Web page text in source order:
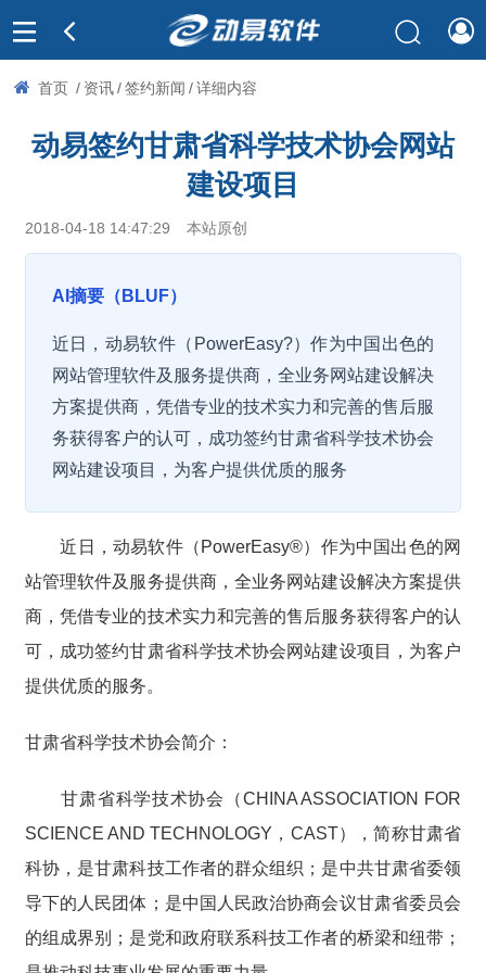
首页 / 资讯 / 签约新闻 / 详细内容
动易签约甘肃省科学技术协会网站
建设项目
2018-04-18 14:47:29 本站原创
AI摘要（BLUF）
近日，动易软件（PowerEasy?）作为中国出色的
网站管理软件及服务提供商，全业务网站建设解决
方案提供商，凭借专业的技术实力和完善的售后服
务获得客户的认可，成功签约甘肃省科学技术协会
网站建设项目，为客户提供优质的服务
近日，动易软件（PowerEasy®）作为中国出色的网
站管理软件及服务提供商，全业务网站建设解决方案提供
商，凭借专业的技术实力和完善的售后服务获得客户的认
可，成功签约甘肃省科学技术协会网站建设项目，为客户
提供优质的服务。
甘肃省科学技术协会简介：
甘肃省科学技术协会（CHINA ASSOCIATION FOR
SCIENCE AND TECHNOLOGY，CAST），简称甘肃省
科协，是甘肃科技工作者的群众组织；是中共甘肃省委领
导下的人民团体；是中国人民政治协商会议甘肃省委员会
的组成界别；是党和政府联系科技工作者的桥梁和纽带；